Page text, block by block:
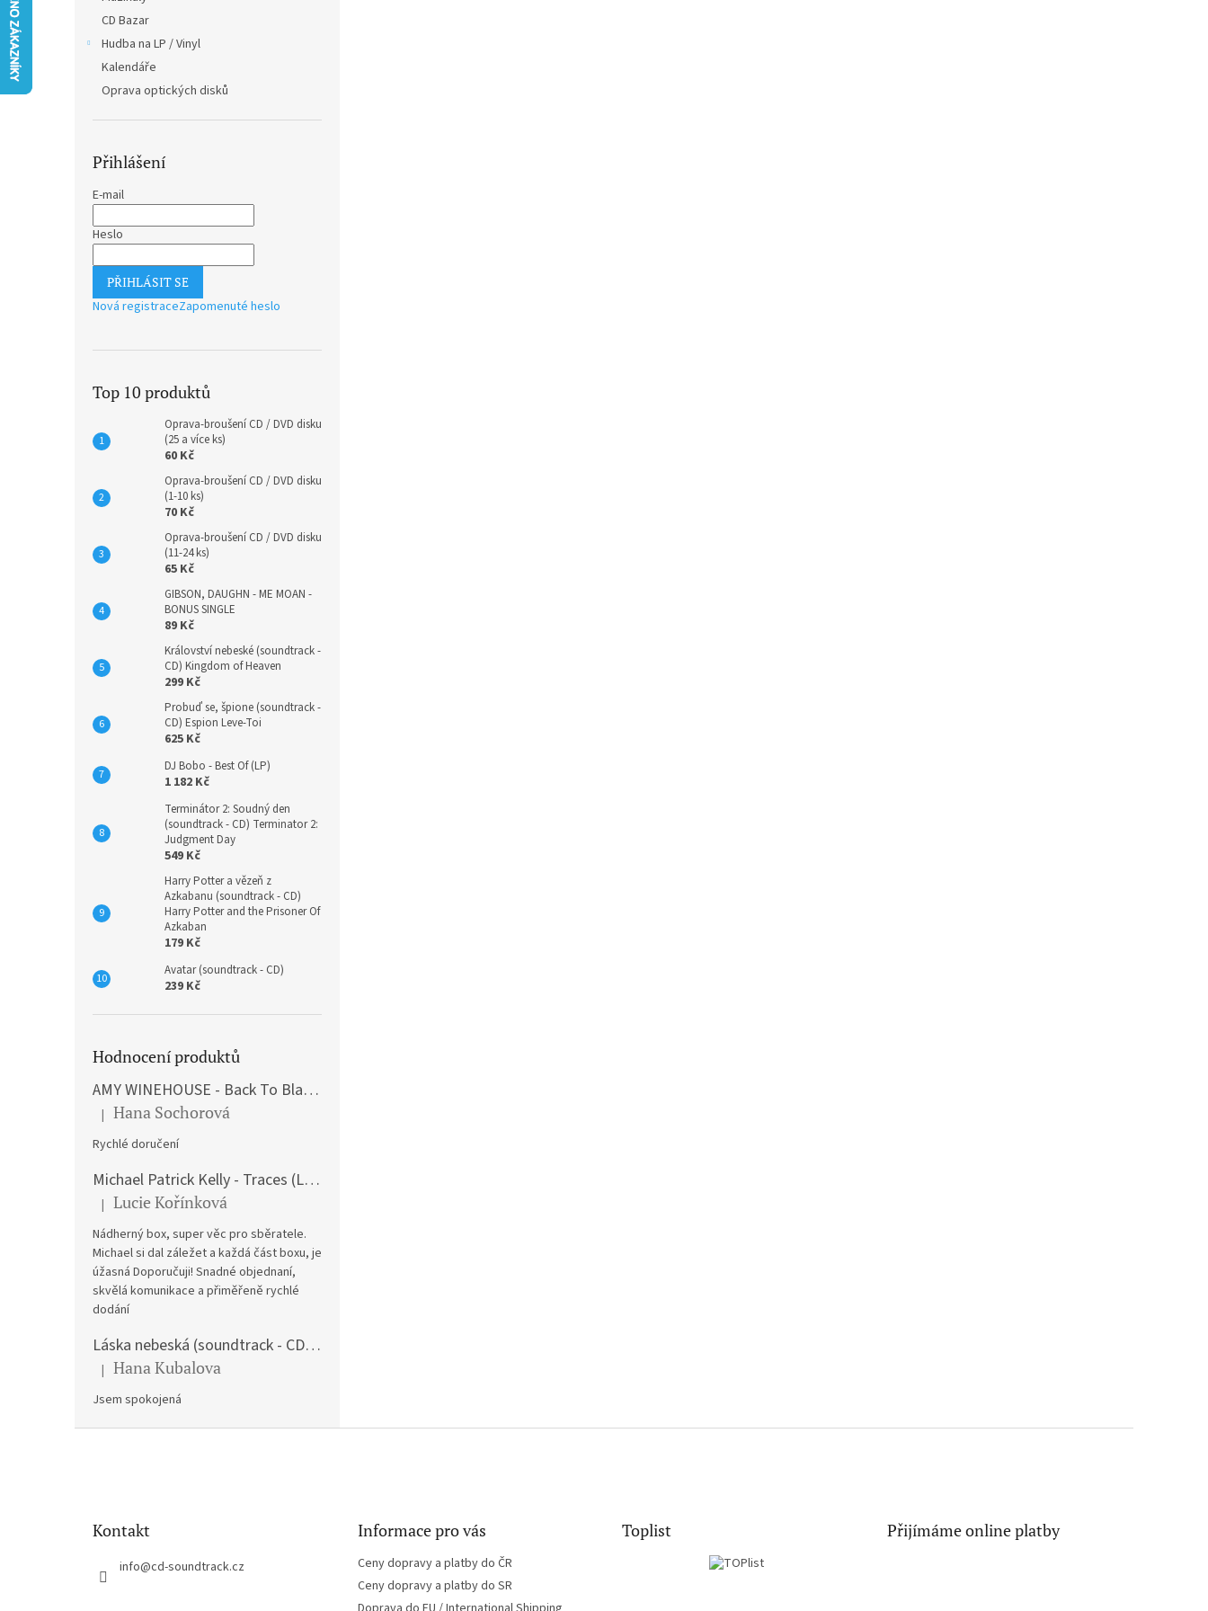
CD Bazar
Hudba na LP / Vinyl
Kalendáře
Oprava optických disků
Přihlášení
E-mail
Heslo
PŘIHLÁSIT SE
Nová registraceZapomenuté heslo
Top 10 produktů
Oprava-broušení CD / DVD disku
(25 a více ks)
60 Kč
Oprava-broušení CD / DVD disku
(1-10 ks)
70 Kč
Oprava-broušení CD / DVD disku
(11-24 ks)
65 Kč
GIBSON, DAUGHN - ME MOAN -
BONUS SINGLE
89 Kč
Království nebeské (soundtrack -
CD) Kingdom of Heaven
299 Kč
Probuď se, špione (soundtrack -
CD) Espion Leve-Toi
625 Kč
DJ Bobo - Best Of (LP)
1 182 Kč
Terminátor 2: Soudný den
(soundtrack - CD) Terminator 2:
Judgment Day
549 Kč
Harry Potter a vězeň z
Azkabanu (soundtrack - CD)
Harry Potter and the Prisoner Of
Azkaban
179 Kč
Avatar (soundtrack - CD)
239 Kč
Hodnocení produktů
AMY WINEHOUSE - Back To Black (LP)
Hodnocení produktu je 5 z 5 hvězdiček.
| Hana Sochorová
Rychlé doručení
Michael Patrick Kelly - Traces (Limited Edition) (Premium Box-Set) (LP)
Hodnocení produktu je 5 z 5 hvězdiček.
| Lucie Kořínková
Nádherný box, super věc pro sběratele.
Michael si dal záležet a každá část boxu, je
úžasná Doporučuji! Snadné objednaní,
skvělá komunikace a přiměřeně rychlé
dodání
Láska nebeská (soundtrack - CD) Love Actually
Hodnocení produktu je 5 z 5 hvězdiček.
| Hana Kubalova
Jsem spokojená
Kontakt
info@cd-soundtrack.cz
Informace pro vás
Ceny dopravy a platby do ČR
Ceny dopravy a platby do SR
Toplist Přijímáme online platby